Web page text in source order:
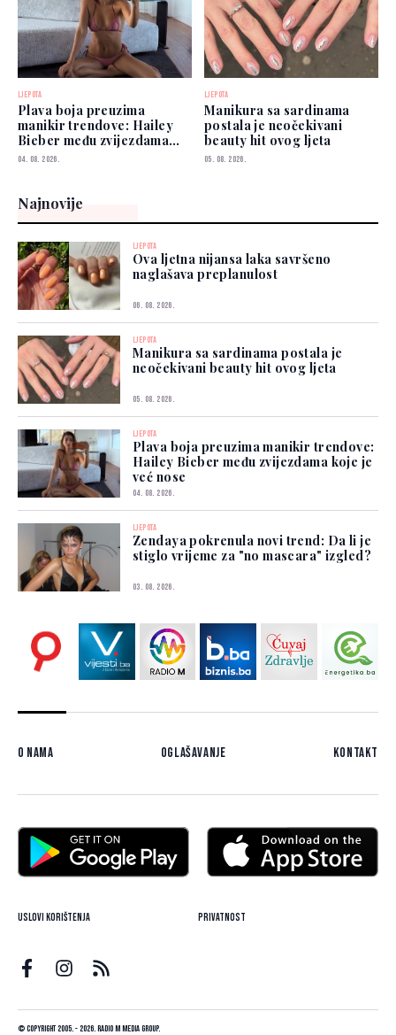
LJEPOTA
Plava boja preuzima
manikir trendove: Hailey
Bieber među zvijezdama
koje je već nose
04. 08. 2026.
LJEPOTA
Manikura sa sardinama
postala je neočekivani
beauty hit ovog ljeta
05. 08. 2026.
Najnovije
LJEPOTA
Ova ljetna nijansa laka savršeno
naglašava preplanulost
06. 08. 2026.
LJEPOTA
Manikura sa sardinama postala je
neočekivani beauty hit ovog ljeta
05. 08. 2026.
LJEPOTA
Plava boja preuzima manikir trendove:
Hailey Bieber među zvijezdama koje je
već nose
04. 08. 2026.
LJEPOTA
Zendaya pokrenula novi trend: Da li je
stiglo vrijeme za "no mascara" izgled?
03. 08. 2026.
O nama Oglašavanje Kontakt
Uslovi korištenja Privatnost
© Copyright 2005. - 2026. Radio M Media Group.